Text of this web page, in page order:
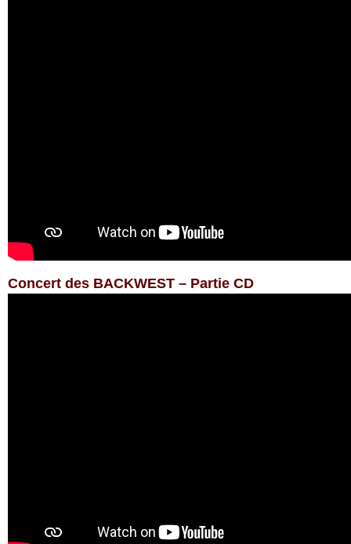
Concert des BACKWEST – Partie CD